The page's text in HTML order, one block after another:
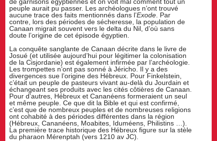
peuple aurait pu passer. Les archéologues n’ont trouvé
aucune trace des faits mentionnés dans l’Exode . Par
contre, lors des périodes de sécheresse, la population de
Canaan migrait souvent vers le delta du Nil, d’où sans
doute l’origine de cet épisode égyptien.
La conquête sanglante de Canaan décrite dans le livre de
Josué (et utilisée aujourd’hui pour légitimer la colonisation
de la Cisjordanie) est également infirmée par l’archéologie.
Les trompettes n’ont pas sonné à Jéricho. Il y a des
divergences sue l’origine des Hébreux. Pour Finkelstein,
c’était un peuple de pasteurs vivant au-delà du Jourdain et
échangeant ses produits avec les cités côtières de Canaan.
Pour d’autres, Hébreux et Cananéens formeraient un seul
et même peuple. Ce que dit la Bible et qui est confirmé,
c’est que de nombreux peuples et de nombreuses religions
ont cohabité à des périodes différentes dans la région
(Hébreux, Cananéens, Moabites, Iduméens, Philistins …).
La première trace historique des Hébreux figure sur la stèle
du pharaon Mérenptah (vers 1210 av JC).